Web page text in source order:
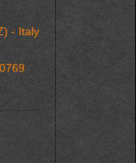
- Italy